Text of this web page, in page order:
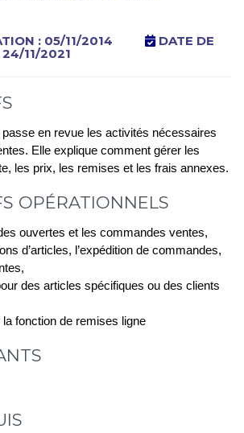
: 05/11/2014
DATE DE
11/2021
en revue les activités nécessaires
Elle explique comment gérer les
les prix, les remises et les frais annexes.
OPÉRATIONNELS
ouvertes et les commandes ventes,
d’articles, l’expédition de commandes,
des articles spécifiques ou des clients
fonction de remises ligne